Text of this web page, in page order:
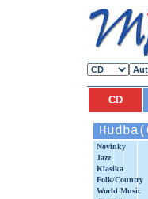
CD
Novinky
Jazz
Klasika
Folk/Country
World Music